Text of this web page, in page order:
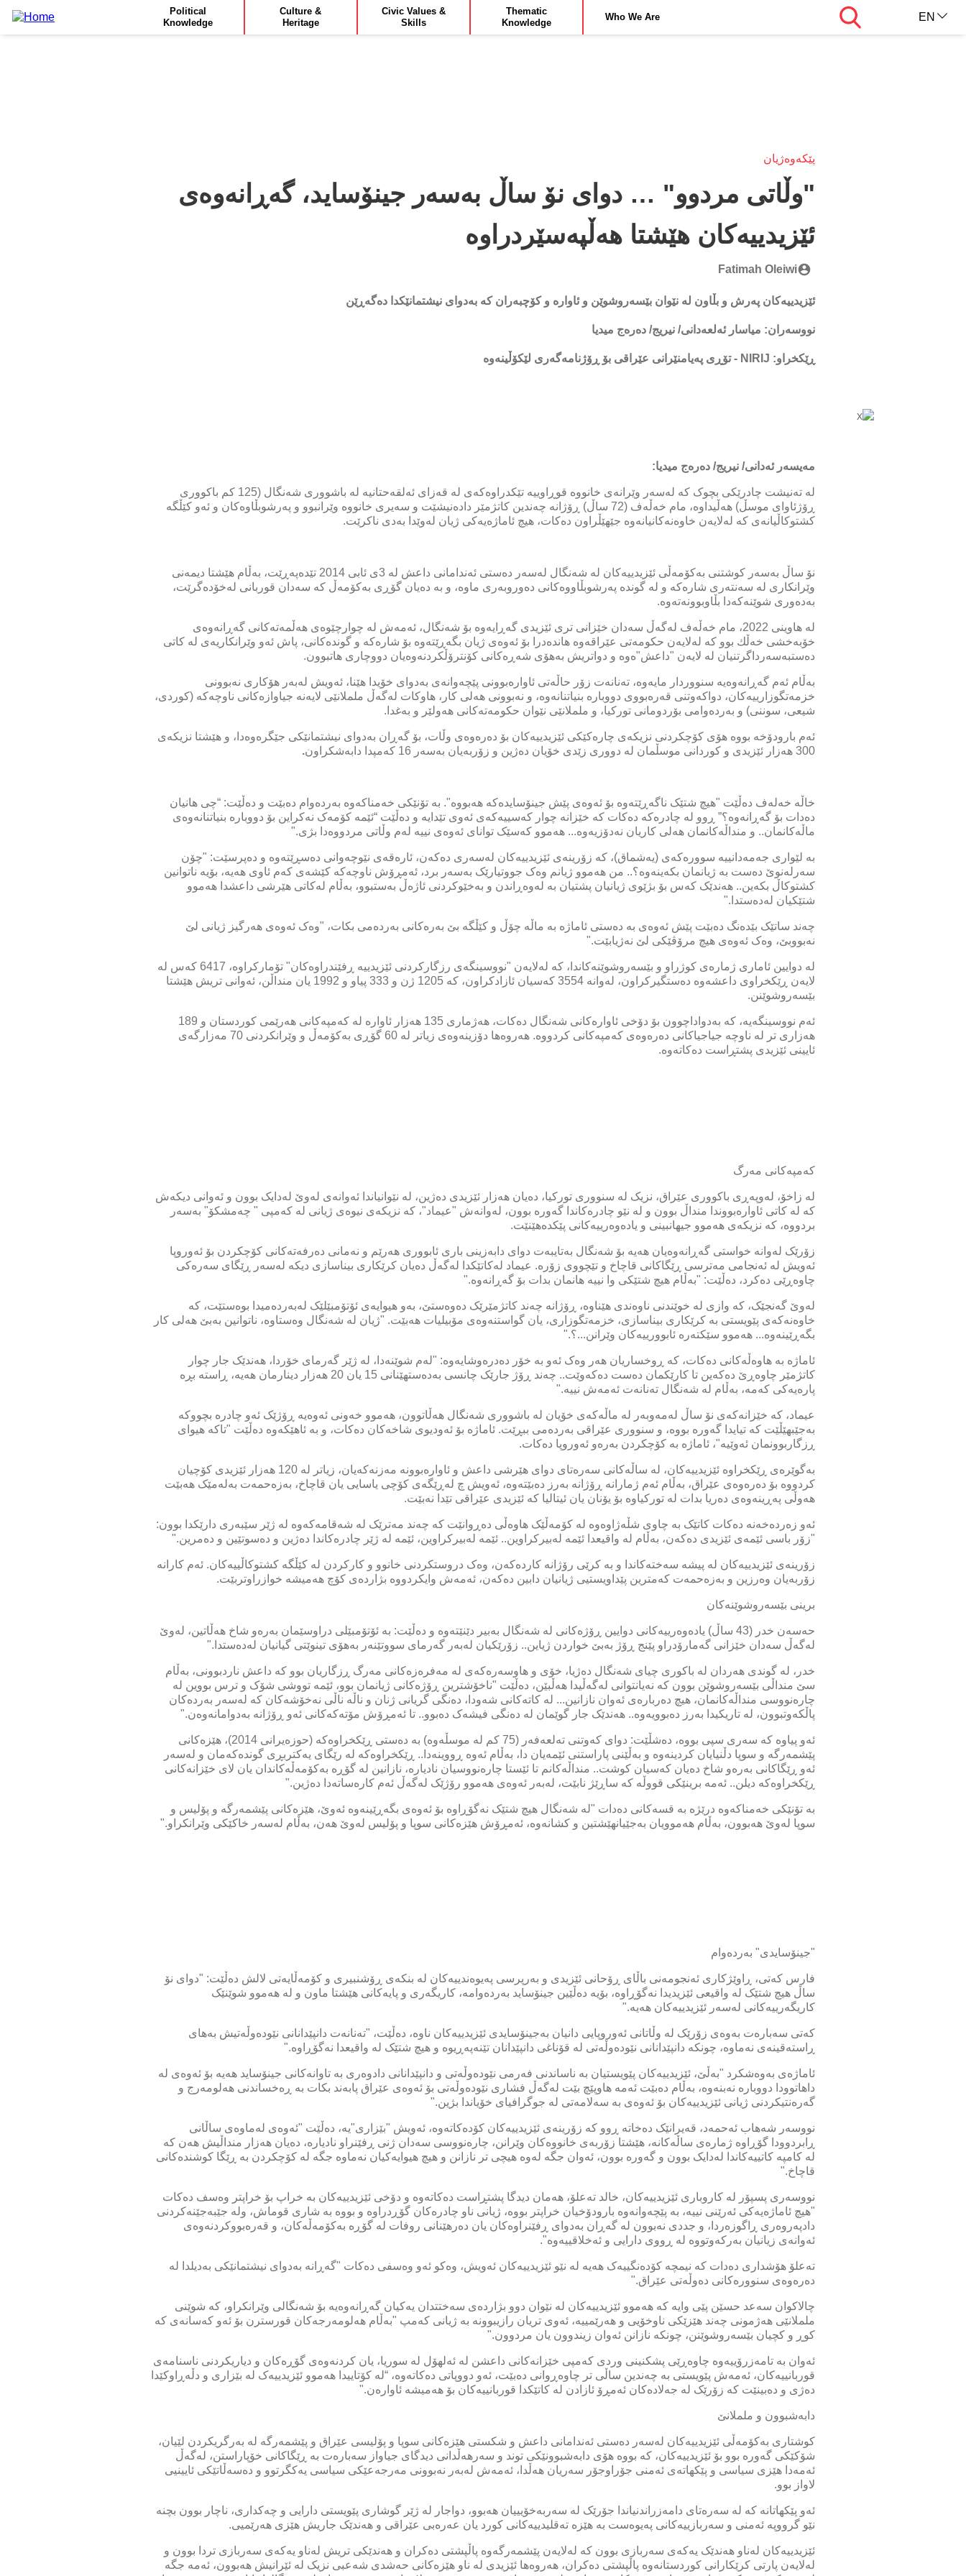
main
Main
navigation
Political
Knowledge
Culture &
Heritage
Civic Values &
Skills
Thematic
Knowledge
Who We Are
EN
پێکەوەژیان
"وڵاتی مردوو" … دوای نۆ ساڵ بەسەر جینۆساید، گەڕانەوەی
ئێزیدییەکان هێشتا هەڵپەسێردراوە
Fatimah Oleiwi
ئێزیدییەکان پەرش و بڵاون لە نێوان بێسەروشوێن و ئاوارە و کۆچبەران کە بەدوای نیشتمانێکدا دەگەڕێن
نووسەران: میاسار ئەلعەدانی/ نیریج/ دەرەج میدیا
ڕێکخراو: NIRIJ - تۆڕی پەیامنێرانی عێراقی بۆ ڕۆژنامەگەری لێکۆڵینەوە
مەيسەر ئەدانی/ نيريج/ دەرەج ميديا:
لە تەنیشت چادرێکی بچوک کە لەسەر وێرانەی خانووە قوڕاوییە تێکدراوەکەی لە قەزای ئەلقەحتانیە لە باشووری شەنگال (125 کم باکووری
ڕۆژئاوای موسڵ) هەڵیداوە، مام خەڵەف (72 ساڵ) ڕۆژانە چەندین کاتژمێر دادەنیشێت و سەیری خانووە وێرانبوو و پەرشوبڵاوەکان و ئەو کێڵگە
کشتوکاڵیانەی کە لەلایەن خاوەنەکانیانەوە جێهێڵراون دەکات، هیچ ئاماژەیەکی ژیان لەوێدا بەدی ناکرێت.
نۆ ساڵ بەسەر کوشتنی بەکۆمەڵی ئێزیدییەکان لە شەنگال لەسەر دەستی ئەندامانی داعش لە 3ی ئابی 2014 تێدەپەڕێت، بەڵام هێشتا دیمەنی
وێرانکاری لە سەنتەری شارەکە و لە گوندە پەرشوبڵاووەکانی دەوروبەری ماوە، و بە دەیان گۆڕی بەکۆمەڵ کە سەدان قوربانی لەخۆدەگرێت،
بەدەوری شوێنەکەدا بڵاوبوونەتەوە.
لە هاوینی 2022، مام خەڵەف لەگەڵ سەدان خێزانی تری ئێزیدی گەڕایەوە بۆ شەنگال، ئەمەش لە چوارچێوەی هەڵمەتەکانی گەڕانەوەی
خۆبەخشی خەڵك بوو کە لەلایەن حکومەتی عێراقەوە هاندەدرا بۆ ئەوەی ژیان بگەڕێتەوە بۆ شارەکە و گوندەکانی، پاش ئەو وێرانکاریەی لە کاتی
دەستبەسەرداگرتنیان لە لایەن "داعش"ەوە و دواتریش بەهۆی شەڕەکانی کۆنترۆڵکردنەوەیان دووچاری هاتبوون.
بەڵام ئەم گەڕانەوەیە سنووردار مایەوە، تەنانەت زۆر حاڵەتی ئاوارەبوونی پێچەوانەی بەدوای خۆیدا هێنا، ئەویش لەبەر هۆکاری نەبوونی
خزمەتگوزارییەکان، دواکەوتنی قەرەبووی دووبارە بنیاتنانەوە، و نەبوونی هەلی کار، هاوکات لەگەڵ ململانێی لایەنە جیاوازەکانی ناوچەکە (کوردی،
شیعی، سوننی) و بەردەوامی بۆردومانی تورکیا، و ململانێی نێوان حکومەتەکانی هەولێر و بەغدا.
ئەم بارودۆخە بووە هۆی کۆچکردنی نزیکەی چارەکێکی ئێزیدییەکان بۆ دەرەوەی وڵات، بۆ گەڕان بەدوای نیشتمانێکی جێگرەوەدا، و هێشتا نزیکەی
300 هەزار ئێزیدی و کوردانی موسڵمان لە دووری زێدی خۆیان دەژین و زۆربەیان بەسەر 16 کەمپدا دابەشکراون
.
خاڵە خەلەف دەڵێت "هیچ شتێک ناگەڕێتەوە بۆ ئەوەی پێش جینۆسایدەکە هەبووە". بە تۆنێکی خەمناکەوە بەردەوام دەبێت و دەڵێت: “چی هانیان
دەدات بۆ گەڕانەوە؟” ڕوو لە چادرەکە دەکات کە خێزانە چوار کەسییەکەی ئەوی تێدایە و دەڵێت “ئێمە کۆمەک نەکراین بۆ دووبارە بنیاتنانەوەی
ماڵەکانمان.. و منداڵەکانمان هەلی کاریان نەدۆزیەوە... هەموو کەسێک توانای ئەوەی نییە لەم وڵاتی مردووەدا بژی."
بە لێواری جەمەدانییە سوورەکەی (یەشماق)، کە زۆرینەی ئێزیدییەکان لەسەری دەکەن، ئارەقەی نێوچەوانی دەسڕێتەوە و دەپرسێت: "چۆن
سەرلەنوێ دەست بە ژیانمان بکەینەوە؟.. من هەموو ژیانم وەک جووتیارێک بەسەر برد، ئەمڕۆش ناوچەکە کێشەی کەم ئاوی هەیە، بۆیە ناتوانین
کشتوکاڵ بکەین.. هەندێک کەس بۆ بژێوی ژیانیان پشتیان بە لەوەڕاندن و بەخێوکردنی ئاژەڵ بەستبوو، بەڵام لەکاتی هێرشی داعشدا هەموو
شتێکیان لەدەستدا."
چەند ساتێک بێدەنگ دەبێت پێش ئەوەی بە دەستی ئاماژە بە ماڵە چۆڵ و کێڵگە بێ بەرەکانی بەردەمی بکات، "وەک ئەوەی هەرگیز ژیانی لێ
نەبووبێ، وەک ئەوەی هیچ مرۆڤێکی لێ نەژیابێت."
لە دوایین ئاماری ژمارەی کوژراو و بێسەروشوێنەکاندا، کە لەلایەن "نووسینگەی رزگارکردنی ئێزیدییە ڕفێندراوەکان" تۆمارکراوە، 6417 کەس لە
لایەن ڕێکخراوی داعشەوە دەستگیرکراون، لەوانە 3554 کەسیان ئازادکراون، کە 1205 ژن و 333 پیاو و 1992 یان منداڵن، ئەوانی تریش هێشتا
بێسەروشوێنن.
ئەم نووسینگەیە، کە بەدواداچوون بۆ دۆخی ئاوارەکانی شەنگال دەکات، هەژماری 135 هەزار ئاوارە لە کەمپەکانی هەرێمی کوردستان و 189
هەزاری تر لە ناوچە جیاجیاکانی دەرەوەی کەمپەکانی کردووە. هەروەها دۆزینەوەی زیاتر لە 60 گۆڕی بەکۆمەڵ و وێرانکردنی 70 مەزارگەی
ئایینی ئێزیدی پشتڕاست دەکاتەوە.
کەمپەکانی مەرگ
لە زاخۆ، لەوپەڕی باکووری عێراق، نزیک لە سنووری تورکیا، دەیان هەزار ئێزیدی دەژین، لە نێوانیاندا ئەوانەی لەوێ لەدایک بوون و ئەوانی دیکەش
کە لە کاتی ئاوارەبووندا منداڵ بوون و لە نێو چادرەکاندا گەورە بوون، لەوانەش "عیماد"، کە نزیکەی نیوەی ژیانی لە کەمپی " چەمشکۆ" بەسەر
بردووە، کە نزیکەی هەموو جیهانبینی و یادەوەرییەکانی پێکدەهێنێت.
زۆرێک لەوانە خواستی گەڕانەوەیان هەیە بۆ شەنگال بەتایبەت دوای دابەزینی باری ئابووری هەرێم و نەمانی دەرفەتەکانی کۆچکردن بۆ ئەوروپا
ئەویش لە ئەنجامی مەترسی ڕێگاکانی قاچاخ و تێچووی زۆرە. عیماد لەکاتێکدا لەگەڵ دەیان کرێکاری بیناسازی دیکە لەسەر ڕێگای سەرەکی
چاوەڕێی دەکرد، دەڵێت: "بەڵام هیچ شتێکی وا نییە هانمان بدات بۆ گەڕانەوە."
لەوێ گەنجێک، کە وازی لە خوێندنی ناوەندی هێناوە، ڕۆژانە چەند کاتژمێرێک دەوەستێ، بەو هیوایەی ئۆتۆمبێلێک لەبەردەمیدا بوەستێت، کە
خاوەنەکەی پێویستی بە کرێکاری بیناسازی، خزمەتگوزاری، یان گواستنەوەی مۆبیلیات هەبێت. "ژیان لە شەنگال وەستاوە، ناتوانین بەبێ هەلی کار
بگەڕێینەوە... هەموو سێکتەرە ئابوورییەکان وێرانن...؟."
ئاماژە بە هاوەڵەکانی دەکات، کە ڕوخساریان هەر وەک ئەو بە خۆر دەدرەوشایەوە: "لەم شوێنەدا، لە ژێر گەرمای خۆردا، هەندێک جار چوار
کاتژمێر چاوەڕێ دەکەین تا کارێکمان دەست دەکەوێت.. چەند ڕۆژ جارێک چانسی بەدەستهێنانی 15 یان 20 هەزار دینارمان هەیە، ڕاستە بڕە
پارەیەکی کەمە، بەڵام لە شەنگال تەنانەت ئەمەش نییە."
عیماد، کە خێزانەکەی نۆ ساڵ لەمەوبەر لە ماڵەکەی خۆیان لە باشووری شەنگال هەڵاتوون، هەموو خەونی ئەوەیە ڕۆژێک ئەو چادرە بچووکە
بەجێبهێڵێت کە تیایدا گەورە بووە، و سنووری عێراقی بەردەمی ببڕێت. ئاماژە بۆ ئەودیوی شاخەکان دەکات، و بە ئاهێکەوە دەڵێت "تاکە هیوای
ڕزگاربوونمان ئەوێیە"، ئاماژە بە کۆچکردن بەرەو ئەوروپا دەکات.
بەگوێرەی ڕێکخراوە ئێزیدییەکان، لە ساڵەکانی سەرەتای دوای هێرشی داعش و ئاوارەبوونە مەزنەکەیان، زیاتر لە 120 هەزار ئێزیدی کۆچیان
کردووە بۆ دەرەوەی عێراق، بەڵام ئەم ژمارانە ڕۆژانە بەرز دەبێتەوە، ئەویش چ لەڕێگەی کۆچی یاسایی یان قاچاخ، بەزەحمەت بەلەمێک هەبێت
هەوڵی پەڕینەوەی دەریا بدات لە تورکیاوە بۆ یۆنان یان ئیتالیا کە ئێزیدی عێراقی تێدا نەبێت.
ئەو زەردەخەنە دەکات کاتێک بە چاوی شڵەژاوەوە لە کۆمەڵێک هاوەڵی دەڕوانێت کە چەند مەترێک لە شەقامەکەوە لە ژێر سێبەری دارێکدا بوون:
"زۆر باسی ئێمەی ئێزیدی دەکەن، بەڵام لە واقیعدا ئێمە لەبیرکراوین.. ئێمە لەبیرکراوین، ئێمە لە ژێر چادرەکاندا دەژین و دەسوتێین و دەمرین."
زۆرینەی ئێزیدییەکان لە پیشە سەختەکاندا و بە کرێی رۆژانە کاردەکەن، وەک دروستکردنی خانوو و کارکردن لە کێڵگە کشتوکاڵییەکان. ئەم کارانە
زۆربەیان وەرزین و بەزەحمەت کەمترین پێداویستیی ژیانیان دابین دەکەن، ئەمەش وایکردووە بژاردەی کۆچ هەمیشە خوازراوتربێت.
برینی بێسەروشوێنەکان
حەسەن خدر (43 ساڵ) یادەوەرییەکانی دوایین ڕۆژەکانی لە شەنگال بەبیر دێنێتەوە و دەڵێت: بە ئۆتۆمبێلی دراوسێمان بەرەو شاخ هەڵاتین، لەوێ
لەگەڵ سەدان خێزانی گەمارۆدراو پێنج ڕۆژ بەبێ خواردن ژیاین.. زۆرێکیان لەبەر گەرمای سووتێنەر بەهۆی تینوێتی گیانیان لەدەستدا."
خدر، لە گوندی هەردان لە باکوری چیای شەنگال دەژیا، خۆی و هاوسەرەکەی لە مەفرەزەکانی مەرگ ڕزگاریان بوو کە داعش ناردبوونی، بەڵام
سێ منداڵی بێسەروشوێن بوون کە نەیانتوانی لەگەڵیدا هەڵبێن، دەڵێت "ناخۆشترین ڕۆژەکانی ژیانمان بوو، ئێمە تووشی شۆک و ترس بووین لە
چارەنووسی منداڵەکانمان، هیچ دەربارەی ئەوان نازانین... لە کاتەکانی شەودا، دەنگی گریانی ژنان و ناڵە ناڵی نەخۆشەکان کە لەسەر بەردەکان
پاڵکەوتبوون، لە تاریکیدا بەرز دەبوویەوە.. هەندێک جار گوێمان لە دەنگی فیشەک دەبوو.. تا ئەمڕۆش مۆتەکەکانی ئەو ڕۆژانە بەدوامانەوەن."
ئەو پیاوە کە سەری سپی بووە، دەشڵێت: دوای کەوتنی تەلعەفەر (75 کم لە موسڵەوە) بە دەستی ڕێکخراوەکە (حوزەیرانی 2014)، هێزەکانی
پێشمەرگە و سوپا دڵنیایان کردینەوە و بەڵێنی پاراستنی ئێمەیان دا، بەڵام ئەوە ڕووینەدا.. ڕێکخراوەکە لە رێگای یەکتربڕی گوندەکەمان و لەسەر
ئەو ڕێگاکانی بەرەو شاخ دەیان کەسیان کوشت.. منداڵەکانم تا ئێستا چارەنووسیان نادیارە، نازانین لە گۆڕە بەکۆمەڵەکاندان یان لای خێزانەکانی
ڕێکخراوەکە دیلن.. ئەمە برینێکی قووڵە کە ساڕێژ نابێت، لەبەر ئەوەی هەموو رۆژێک لەگەڵ ئەم کارەساتەدا دەژین."
بە تۆنێکی خەمناکەوە درێژە بە قسەکانی دەدات "لە شەنگال هیچ شتێک نەگۆڕاوە بۆ ئەوەی بگەڕێینەوە ئەوێ، هێزەکانی پێشمەرگە و پۆلیس و
سوپا لەوێ هەبوون، بەڵام هەموویان بەجێیانهێشتین و کشانەوە، ئەمڕۆش هێزەکانی سوپا و پۆلیس لەوێ هەن، بەڵام لەسەر خاکێکی وێرانکراو."
"جینۆسایدی" بەردەوام
فارس کەتی، ڕاوێژکاری ئەنجومەنی باڵای ڕۆحانی ئێزیدی و بەرپرسی پەیوەندییەکان لە بنکەی ڕۆشنبیری و کۆمەڵایەتی لالش دەڵێت: "دوای نۆ
ساڵ هیچ شتێک لە واقیعی ئێزیدیدا نەگۆڕاوە، بۆیە دەڵێین جینۆساید بەردەوامە، کاریگەری و پایەکانی هێشتا ماون و لە هەموو شوێنێک
کاریگەرییەکانی لەسەر ئێزیدییەکان هەیە."
کەتی سەبارەت بەوەی زۆرێک لە وڵاتانی ئەوروپایی دانیان بەجینۆسایدی ئێزیدییەکان ناوە، دەڵێت، "تەنانەت دانپێدانانی نێودەوڵەتیش بەهای
ڕاستەقینەی نەماوە، چونکە دانپێدانانی نێودەوڵەتی لە قۆناغی دانپێدانان تێنەپەڕیوە و هیچ شتێک لە واقیعدا نەگۆڕاوە."
ئاماژەی بەوەشکرد "بەڵێ، ئێزیدییەکان پێویستیان بە ناساندنی فەرمی نێودەوڵەتی و دانپێدانانی دادوەری بە تاوانەکانی جینۆساید هەیە بۆ ئەوەی لە
داهاتوودا دووبارە نەبنەوە، بەڵام دەبێت ئەمە هاوپێچ بێت لەگەڵ فشاری نێودەوڵەتی بۆ ئەوەی عێراق پابەند بکات بە ڕەخساندنی هەلومەرج و
گەرەنتیکردنی ژیانی ئێزیدییەکان بۆ ئەوەی بە سەلامەتی لە جوگرافیای خۆیاندا بژین."
نووسەر شەهاب ئەحمەد، قەیرانێک دەخاتە ڕوو کە زۆرینەی ئێزیدییەکان کۆدەکاتەوە، ئەویش "بێزاری"یە، دەڵێت "ئەوەی لەماوەی ساڵانی
ڕابردوودا گۆڕاوە ژمارەی ساڵەکانە، هێشتا زۆربەی خانووەکان وێرانن، چارەنووسی سەدان ژنی ڕفێنراو نادیارە، دەیان هەزار منداڵیش هەن کە
لە کامپە کاتییەکاندا لەدایک بوون و گەورە بوون، ئەوان جگە لەوە هیچی تر نازانن و هیچ هیوایەکیان نەماوە جگە لە کۆچکردن بە ڕێگا کوشندەکانی
قاچاخ."
نووسەری پسپۆر لە کاروباری ئێزیدییەکان، خالد تەعلۆ، هەمان دیدگا پشتڕاست دەکاتەوە و دۆخی ئێزیدییەکان بە خراپ بۆ خراپتر وەسف دەکات
"هیچ ئاماژەیەکی ئەرێنی نییە، بە پێچەوانەوە بارودۆخیان خراپتر بووە، ژیانی ناو چادرەکان گۆڕدراوە و بووە بە شاری قوماش، ولە جێبەجێنەکردنی
دادپەروەری ڕاگوزەردا، و جددی نەبوون لە گەڕان بەدوای ڕفێنراوەکان یان دەرهێنانی روفات لە گۆڕە بەکۆمەڵەکان، و قەرەبووکردنەوەی
ئەوانەی زیانیان بەرکەوتووە لە ڕووی دارایی و ئەخلاقییەوە".
تەعلۆ هۆشداری دەدات کە نیمچە کۆدەنگییەک هەیە لە نێو ئێزیدییەکان ئەویش، وەکو ئەو وەسفی دەکات "گەڕانە بەدوای نیشتمانێکی بەدیلدا لە
دەرەوەی سنوورەکانی دەوڵەتی عێراق."
چالاکوان سەعد حسێن پێی وایە کە هەموو ئێزیدییەکان لە نێوان دوو بژاردەی سەختتدان یەکیان گەڕانەوەیە بۆ شەنگالی وێرانکراو، کە شوێنی
ململانێی هەژمونی چەند هێزێکی ناوخۆیی و هەرێمییە، ئەوی تریان رازیبوونە بە ژیانی کەمپ "بەڵام هەلومەرجەکان قورسترن بۆ ئەو کەسانەی کە
کوڕ و کچیان بێسەروشوێنن، چونکە نازانن ئەوان زیندوون یان مردوون."
ئەوان بە تامەزرۆییەوە چاوەڕێی پشکنینی وردی کەمپی خێزانەکانی داعشن لە ئەلهۆل لە سوریا، یان کردنەوەی گۆڕەکان و دیاریکردنی ناسنامەی
قوربانییەکان، ئەمەش پێویستی بە چەندین ساڵی تر چاوەڕوانی دەبێت، ئەو دووپاتی دەکاتەوە، “لە کۆتاییدا هەموو ئێزیدییەک لە بێزاری و دڵەڕاوکێدا
دەژی و دەبینێت کە زۆرێک لە جەلادەکان ئەمڕۆ ئازادن لە کاتێکدا قوربانییەکان بۆ هەمیشە ئاوارەن."
دابەشبوون و ململانێ
کوشتاری بەکۆمەڵی ئێزیدییەکان لەسەر دەستی ئەندامانی داعش و شکستی هێزەکانی سوپا و پۆلیسی عێراق و پێشمەرگە لە بەرگریکردن لێیان،
شۆکێکی گەورە بوو بۆ ئێزیدییەکان، کە بووە هۆی دابەشبوونێکی توند و سەرهەڵدانی دیدگای جیاواز سەبارەت بە ڕێگاکانی خۆپاراستن، لەگەڵ
ئەمەدا هێزی سیاسی و پێکهاتەی ئەمنی جۆراوجۆر سەریان هەڵدا، ئەمەش لەبەر نەبوونی مەرجەعێکی سیاسی یەکگرتوو و دەسەڵاتێکی ئایینیی
لاواز بوو.
ئەو پێکهاتانە کە لە سەرەتای دامەزراندنیاندا جۆرێک لە سەربەخۆیییان هەبوو، دواجار لە ژێر گوشاری پێویستی دارایی و چەکداری، ناچار بوون بچنە
نێو گرووپە ئەمنی و سەربازییەکانی پەیوەست بە هێزە تەقلیدییەکانی کورد یان عەرەبی عێراقی و هەندێک جاریش هێزی هەرێمیی.
ئێزیدییەکان لەناو هەندێک یەکەی سەربازی بوون کە لەلایەن پێشمەرگەوە پاڵپشتی دەکران و هەندێکی تریش لەناو یەکەی سەربازی تردا بوون و
لەلایەن پارتی کرێکارانی کوردستانەوە پاڵپشتی دەکران، هەروەها ئێزیدی لە ناو هێزەکانی ‌حەشدی شەعبی نزیک لە ئێرانیش هەبوون، ئەمە جگە